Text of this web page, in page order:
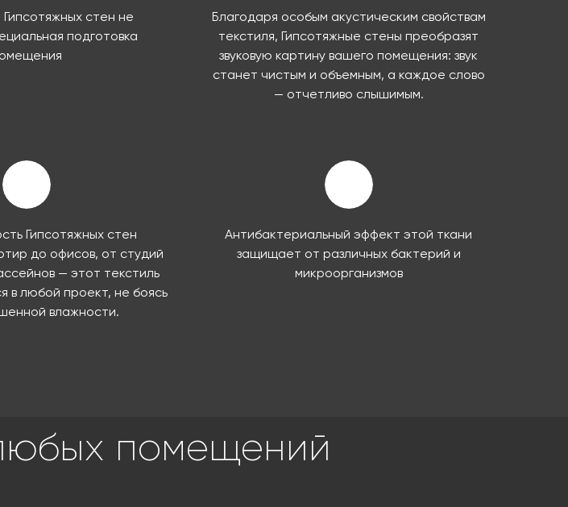
стен не
подготовка
Благодаря особым акустическим свойствам
текстиля, Гипсотяжные стены преобразят
звуковую картину вашего помещения: звук
станет чистым и объемным, а каждое слово
— отчетливо слышимым.
Гипсотяжных стен
до офисов, от студий
— этот текстиль
в любой проект, не боясь
влажности.
Антибактериальный эффект этой ткани
защищает от различных бактерий и
микроорганизмов
помещений